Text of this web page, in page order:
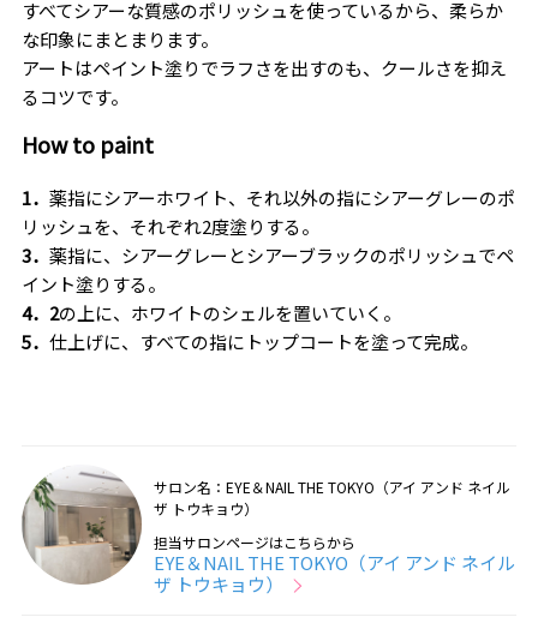
すべてシアーな質感のポリッシュを使っているから、柔らか
な印象にまとまります。
アートはペイント塗りでラフさを出すのも、クールさを抑え
るコツです。
How to paint
1． 薬指にシアーホワイト、それ以外の指にシアーグレーのポ
リッシュを、それぞれ2度塗りする。
3． 薬指に、シアーグレーとシアーブラックのポリッシュでペ
イント塗りする。
4．2の上に、ホワイトのシェルを置いていく。
5． 仕上げに、すべての指にトップコートを塗って完成。
サロン名：EYE＆NAIL THE TOKYO（アイ アンド ネイル
ザ トウキョウ）
担当サロンページはこちらから
EYE＆NAIL THE TOKYO（アイ アンド ネイル
ザ トウキョウ）